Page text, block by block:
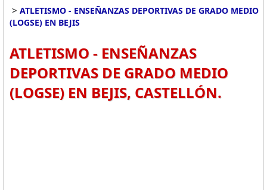
> ATLETISMO - ENSEÑANZAS DEPORTIVAS DE GRADO MEDIO
(LOGSE) EN BEJIS
ATLETISMO - ENSEÑANZAS
DEPORTIVAS DE GRADO MEDIO
(LOGSE) EN BEJIS, CASTELLÓN.